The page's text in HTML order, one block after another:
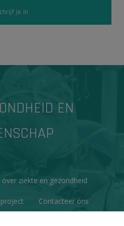
EN
ziekte en gezondheid
Contacteer ons